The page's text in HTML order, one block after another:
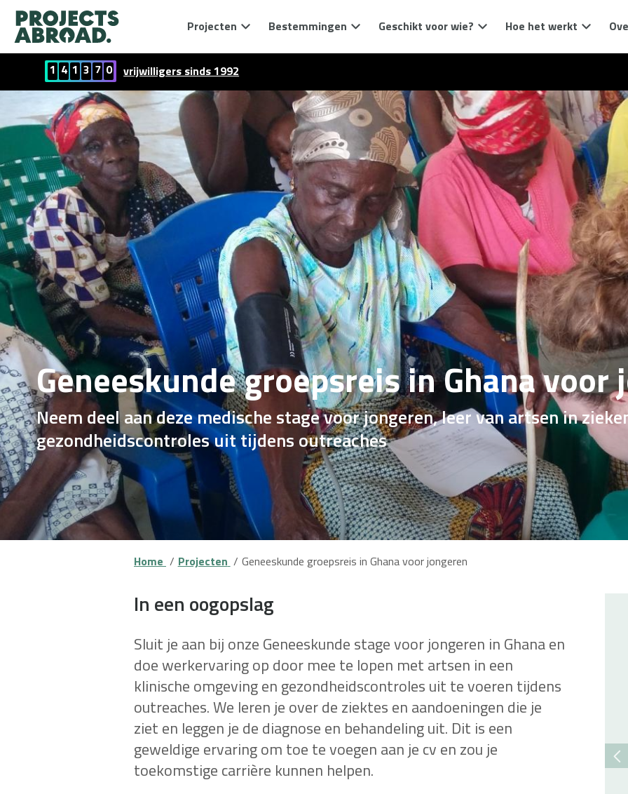
Projecten Bestemmingen Geschikt voor wie? Hoe het werkt
1 4 1 3 7 0 vrijwilligers sinds 1992
Geneeskunde groepsreis in Ghana voor
Neem deel aan deze medische stage voor jongeren, leer van artsen in
gezondheidscontroles uit tijdens outreaches
Home Projecten Geneeskunde groepsreis in Ghana voor jongeren
In een oogopslag
Sluit je aan bij onze Geneeskunde stage voor jongeren in Ghana en
doe werkervaring op door mee te lopen met artsen in een
klinische omgeving en gezondheidscontroles uit te voeren tijdens
outreaches. We leren je over de ziektes en aandoeningen die je
ziet en leggen je de diagnose en behandeling uit. Dit is een
geweldige ervaring om toe te voegen aan je cv en zou je
toekomstige carrière kunnen helpen.